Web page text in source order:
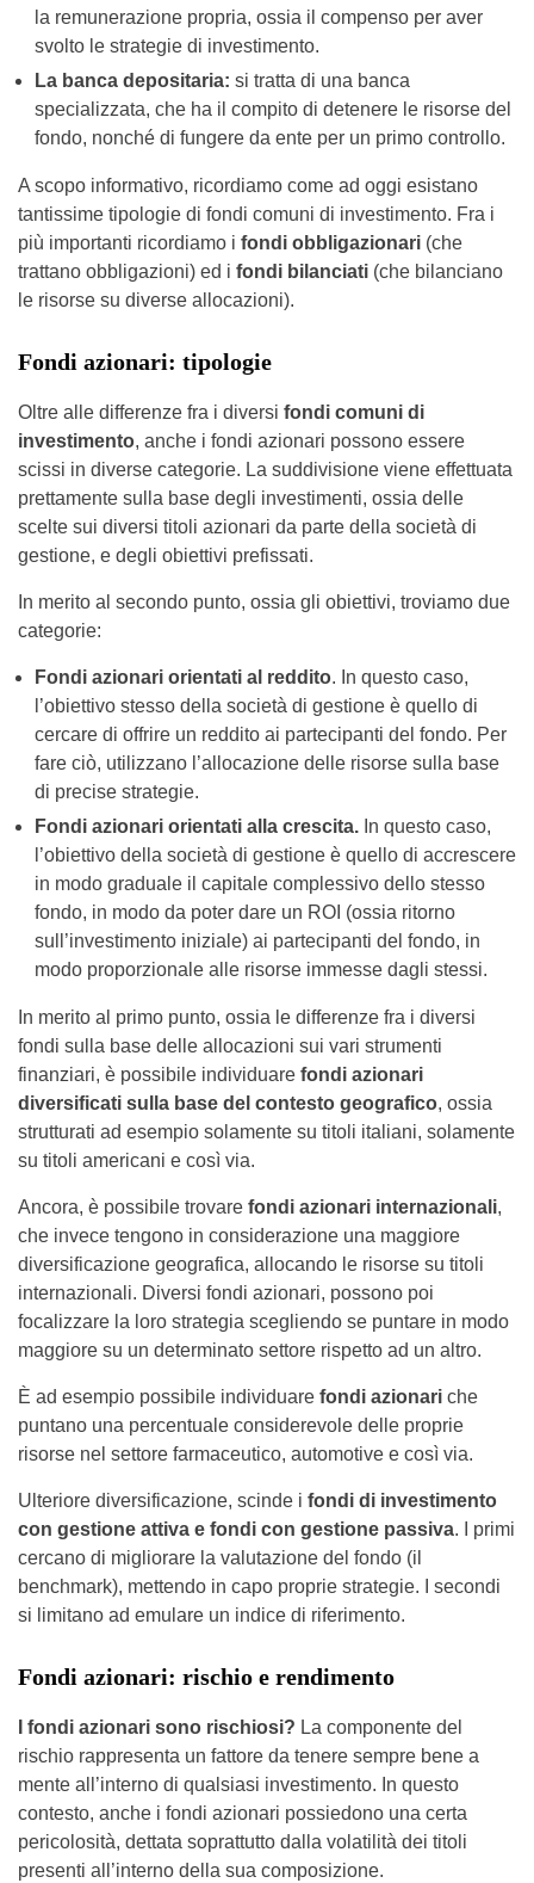
la remunerazione propria, ossia il compenso per aver
svolto le strategie di investimento.
La banca depositaria: si tratta di una banca
specializzata, che ha il compito di detenere le risorse del
fondo, nonché di fungere da ente per un primo controllo.
A scopo informativo, ricordiamo come ad oggi esistano
tantissime tipologie di fondi comuni di investimento. Fra i
più importanti ricordiamo i fondi obbligazionari (che
trattano obbligazioni) ed i fondi bilanciati (che bilanciano
le risorse su diverse allocazioni).
Fondi azionari: tipologie
Oltre alle differenze fra i diversi fondi comuni di
investimento, anche i fondi azionari possono essere
scissi in diverse categorie. La suddivisione viene effettuata
prettamente sulla base degli investimenti, ossia delle
scelte sui diversi titoli azionari da parte della società di
gestione, e degli obiettivi prefissati.
In merito al secondo punto, ossia gli obiettivi, troviamo due
categorie:
Fondi azionari orientati al reddito. In questo caso,
l’obiettivo stesso della società di gestione è quello di
cercare di offrire un reddito ai partecipanti del fondo. Per
fare ciò, utilizzano l’allocazione delle risorse sulla base
di precise strategie.
Fondi azionari orientati alla crescita. In questo caso,
l’obiettivo della società di gestione è quello di accrescere
in modo graduale il capitale complessivo dello stesso
fondo, in modo da poter dare un ROI (ossia ritorno
sull’investimento iniziale) ai partecipanti del fondo, in
modo proporzionale alle risorse immesse dagli stessi.
In merito al primo punto, ossia le differenze fra i diversi
fondi sulla base delle allocazioni sui vari strumenti
finanziari, è possibile individuare fondi azionari
diversificati sulla base del contesto geografico, ossia
strutturati ad esempio solamente su titoli italiani, solamente
su titoli americani e così via.
Ancora, è possibile trovare fondi azionari internazionali,
che invece tengono in considerazione una maggiore
diversificazione geografica, allocando le risorse su titoli
internazionali. Diversi fondi azionari, possono poi
focalizzare la loro strategia scegliendo se puntare in modo
maggiore su un determinato settore rispetto ad un altro.
È ad esempio possibile individuare fondi azionari che
puntano una percentuale considerevole delle proprie
risorse nel settore farmaceutico, automotive e così via.
Ulteriore diversificazione, scinde i fondi di investimento
con gestione attiva e fondi con gestione passiva. I primi
cercano di migliorare la valutazione del fondo (il
benchmark), mettendo in capo proprie strategie. I secondi
si limitano ad emulare un indice di riferimento.
Fondi azionari: rischio e rendimento
I fondi azionari sono rischiosi? La componente del
rischio rappresenta un fattore da tenere sempre bene a
mente all’interno di qualsiasi investimento. In questo
contesto, anche i fondi azionari possiedono una certa
pericolosità, dettata soprattutto dalla volatilità dei titoli
presenti all’interno della sua composizione.